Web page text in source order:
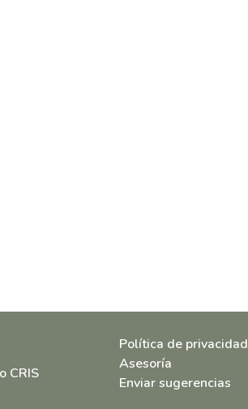
CRIS
Política de privacidad
Asesoría
Enviar sugerencias